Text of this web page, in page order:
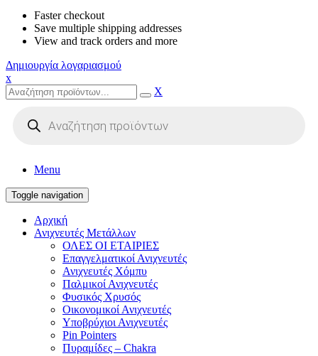
Faster checkout
Save multiple shipping addresses
View and track orders and more
Δημιουργία λογαριασμού
x
X
search
Menu
Toggle navigation
Αρχική
Ανιχνευτές Μετάλλων
ΟΛΕΣ ΟΙ ΕΤΑΙΡΙΕΣ
Επαγγελματικοί Ανιχνευτές
Ανιχνευτές Χόμπυ
Παλμικοί Ανιχνευτές
Φυσικός Χρυσός
Οικονομικοί Ανιχνευτές
Υποβρύχιοι Ανιχνευτές
Pin Pointers
Πυραμίδες – Chakra